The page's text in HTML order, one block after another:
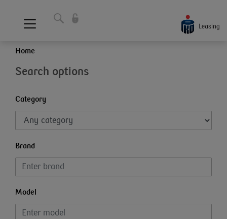
Home
Search options
Category
Brand
Model